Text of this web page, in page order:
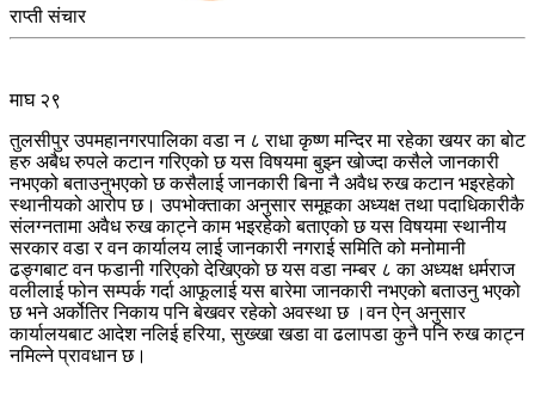
राप्ती संचार
माघ २९
तुलसीपुर उपमहानगरपालिका वडा न ८ राधा कृष्ण मन्दिर मा रहेका खयर का बोट
हरु अबैध रुपले कटान गरिएको छ यस विषयमा बुझ्न खोज्दा कसैले जानकारी
नभएको बताउनुभएको छ कसैलाई जानकारी बिना नै अवैध रुख कटान भइरहेको
स्थानीयको आरोप छ। उपभोक्ताका अनुसार समूहका अध्यक्ष तथा पदाधिकारीकै
संलग्नतामा अवैध रुख काट्ने काम भइरहेको बताएको छ यस विषयमा स्थानीय
सरकार वडा र वन कार्यालय लाई जानकारी नगराई समिति को मनोमानी
ढङ्गबाट वन फडानी गरिएको देखिएकाे छ यस वडा नम्बर ८ का अध्यक्ष धर्मराज
वलीलाई फोन सम्पर्क गर्दा आफूलाई यस बारेमा जानकारी नभएको बताउनु भएको
छ भने अर्कोतिर निकाय पनि बेखवर रहेको अवस्था छ ।वन ऐन् अनुसार
कार्यालयबाट आदेश नलिई हरिया, सुख्खा खडा वा ढलापडा कुनै पनि रुख काट्न
नमिल्ने प्रावधान छ।